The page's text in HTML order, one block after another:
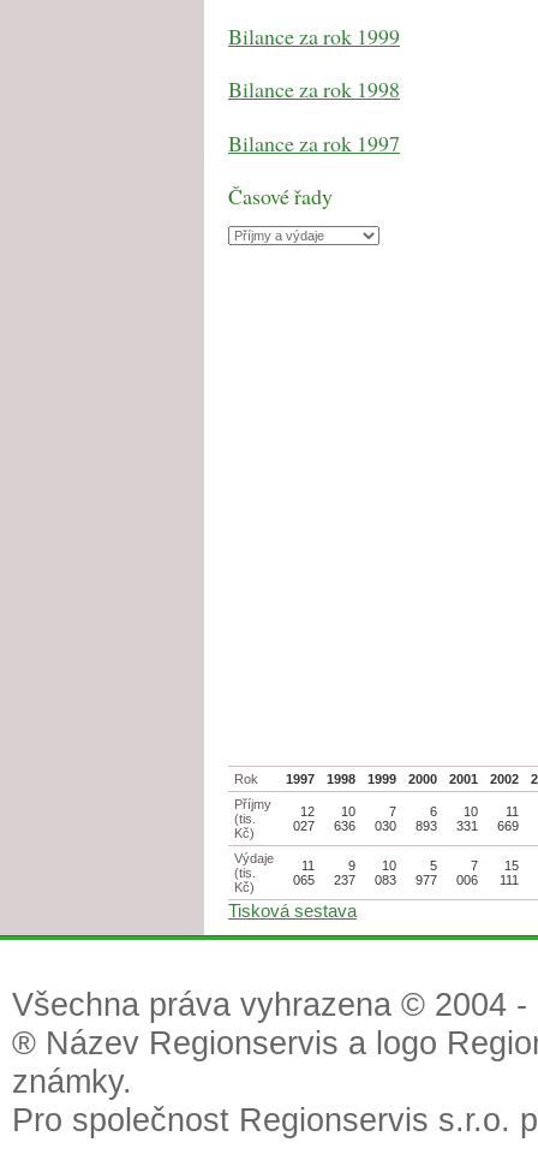
Bilance za rok 1999
Bilance za rok 1998
Bilance za rok 1997
Časové řady
Rok 1997 1998 1999 2000 2001 2002
Příjmy
(tis.
Kč)
12
027
10
636
7
030
6
893
10
331
11
669
Výdaje
(tis.
Kč)
11
065
9
237
10
083
5
977
7
006
15
111
Tisková sestava
Všechna práva vyhrazena © 2004
® Název Regionservis a logo
známky.
Pro společnost Regionservis s.r.o.